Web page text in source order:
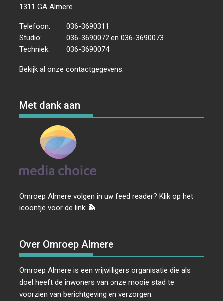
1311 GA Almere
Telefoon:
036-3690311
Studio:
036-3690072 en 036-3690073
Techniek:
036-3690074
Bekijk al onzecontactgegevens
Met dank aan
Omroep Almere volgen in uw feed reader? Klik op het
icoontje voor de link:
Over Omroep Almere
Omroep Almere is een vrijwilligers organisatie die als
doel heeft de inwoners van onze mooie stad te
voorzien van berichtgeving en verzorgen.